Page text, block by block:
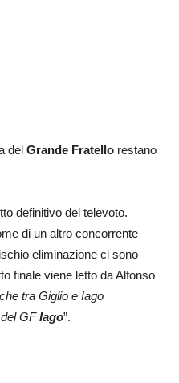
del Grande Fratello restano
definitivo del televoto.
di un altro concorrente
eliminazione ci sono
finale viene letto da Alfonso
tra Giglio e Iago
GFIago”.